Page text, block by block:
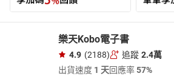
樂天Kobo電子書
4.9 (2188) 追蹤 2.4萬
出貨速度 1 天回應率57%